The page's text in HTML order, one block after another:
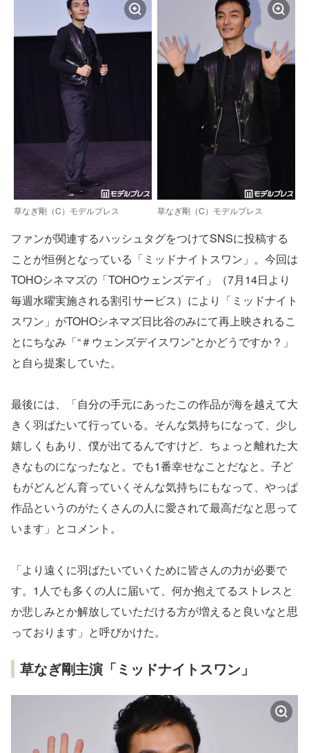
草なぎ剛（C）モデルプレス 草なぎ剛（C）モデルプレス
ファンが関連するハッシュタグをつけてSNSに投稿する
ことが恒例となっている「ミッドナイトスワン」。今回は
TOHOシネマズの「TOHOウェンズデイ」（7月14日より
毎週水曜実施される割引サービス）により「ミッドナイト
スワン」がTOHOシネマズ日比谷のみにて再上映されるこ
とにちなみ「“＃ウェンズデイスワン”とかどうですか？」
と自ら提案していた。
最後には、「自分の手元にあったこの作品が海を越えて大
きく羽ばたいて行っている。そんな気持ちになって、少し
嬉しくもあり、僕が出てるんですけど、ちょっと離れた大
きなものになったなと。でも1番幸せなことだなと。子ど
もがどんどん育っていくそんな気持ちにもなって、やっぱ
作品というのがたくさんの人に愛されて最高だなと思って
います」とコメント。
「より遠くに羽ばたいていくために皆さんの力が必要で
す。1人でも多くの人に届いて、何か抱えてるストレスと
か悲しみとか解放していただける方が増えると良いなと思
っております」と呼びかけた。
草なぎ剛主演「ミッドナイトスワン」